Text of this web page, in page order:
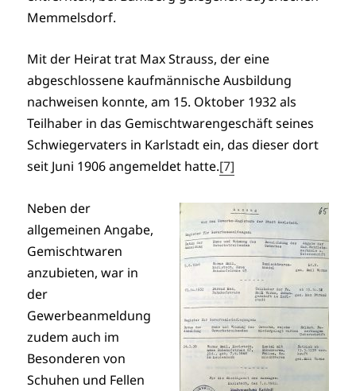
Memmelsdorf.
Mit der Heirat trat Max Strauss, der eine
abgeschlossene kaufmännische Ausbildung
nachweisen konnte, am 15. Oktober 1932 als
Teilhaber in das Gemischtwarengeschäft seines
Schwiegervaters in Karlstadt ein, das dieser dort
seit Juni 1906 angemeldet hatte.[7]
Neben der
allgemeinen Angabe,
Gemischtwaren
anzubieten, war in
der
Gewerbeanmeldung
zudem auch im
Besonderen von
Schuhen und Fellen